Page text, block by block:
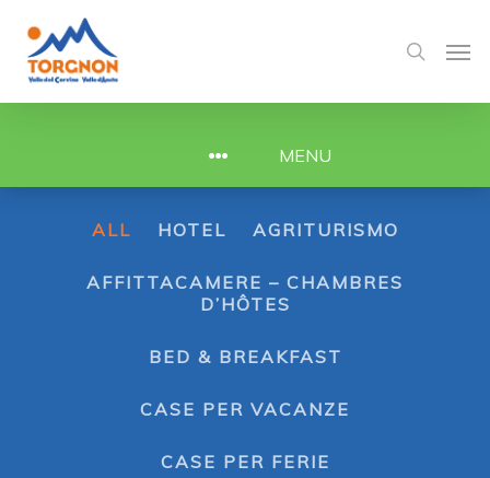
MENU
ALL HOTEL AGRITURISMO
AFFITTACAMERE – CHAMBRES
D’HÔTES
BED & BREAKFAST
CASE PER VACANZE
CASE PER FERIE